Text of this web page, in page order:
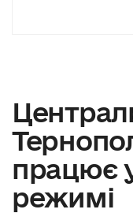
працює
режимі